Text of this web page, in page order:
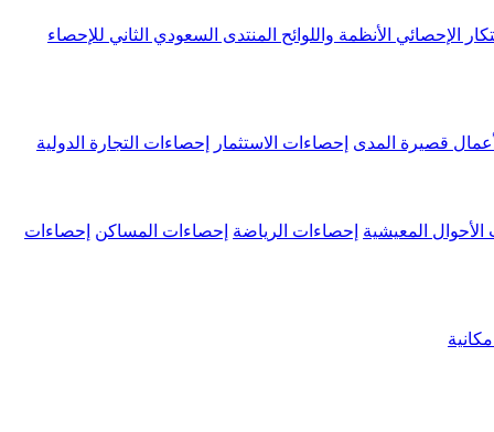
الإحصائي الأنظمة واللوائح المنتدى السعودي الثاني للإحصاء
قصيرة المدى إحصاءات الاستثمار إحصاءات التجارة الدولية
الأحوال المعيشية إحصاءات الرياضة إحصاءات المساكن إحصاءات